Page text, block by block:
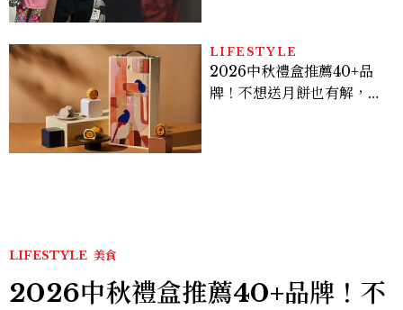
看點懶人包
LIFESTYLE
2026中秋禮盒推薦40+品
牌！不想送月餅也有解，送
LIFESTYLE 美食
2026中秋禮盒推薦40+品牌！不